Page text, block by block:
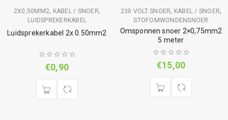
2X0,50MM2, KABEL / SNOER,
LUIDSPREKERKABEL
Luidsprekerkabel 2x 0.50mm2
€0,90
230 VOLT SNOER, KABEL / SNOER,
STOFOMWONDENSNOER
Omsponnen snoer 2×0,75mm2
5 meter
€15,00